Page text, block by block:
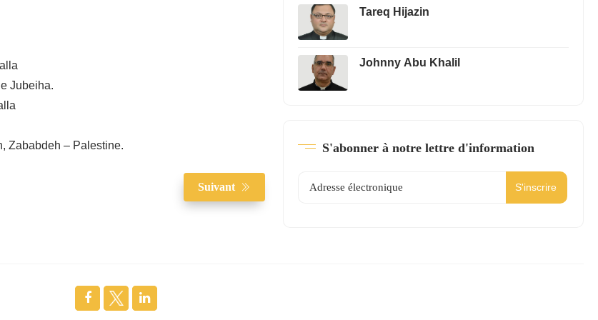
Jubeiha.
Zababdeh – Palestine.
Suivant
Tareq Hijazin
Johnny Abu Khalil
S'abonner à notre lettre d'information
S'inscrire